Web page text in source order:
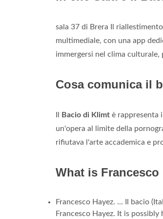
sala 37 di Brera Il
multimediale, con una app
immergersi nel clima
Cosa comunica il
Bacio di Klimt è rappresenta
un'opera al limite della
rifiutava l'arte accademica e
What is
Francesco Hayez. ... Il bacio
Francesco Hayez. It is